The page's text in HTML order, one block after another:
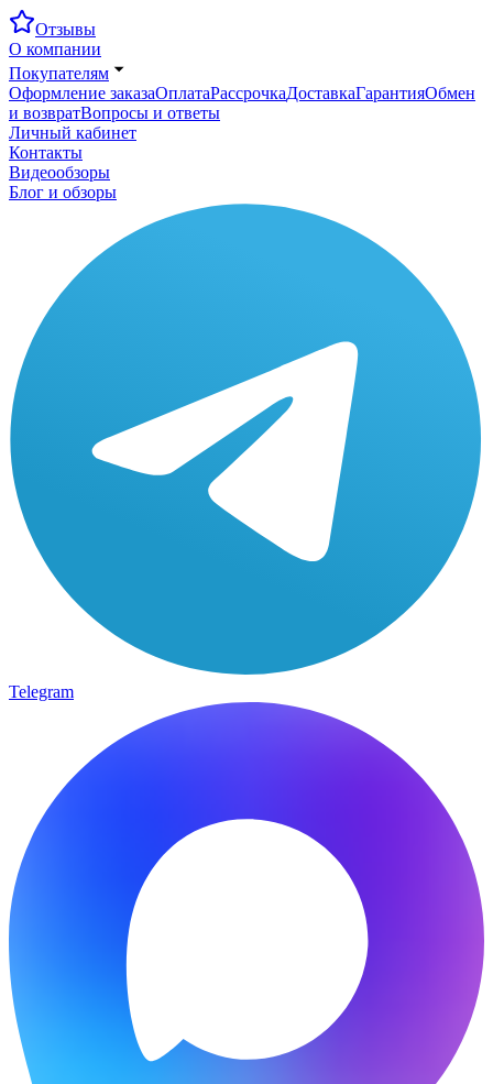
Отзывы
О компании
Покупателям
Оформление заказаОплатаРассрочкаДоставкаГарантияОбмен
и возвратВопросы и ответы
Личный кабинет
Контакты
Видеообзоры
Блог и обзоры
Telegram